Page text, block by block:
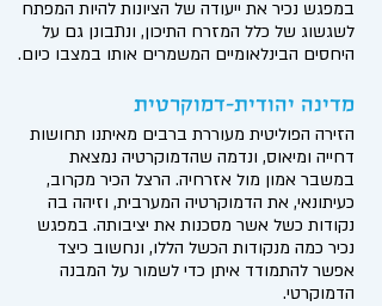
במפגש נכיר את ייעודה של הציונות להיות המפתח
לשגשוג של כלל המזרח התיכון, ונתבונן גם על
היחסים הבינלאומיים המשמרים אותו במצבו כיום.
מדינה יהודית-דמוקרטית
הזירה הפוליטית מעוררת ברבים מאיתנו תחושות
דחייה ומיאוס, ונדמה שהדמוקרטיה נמצאת
במשבר אמון מול אזרחיה. הרצל הכיר מקרוב,
כעיתונאי, את הדמוקרטיה המערבית, וזיהה בה
נקודות כשל אשר מסכנות את יציבותה. במפגש
נכיר כמה מנקודות הכשל הללו, ונחשוב כיצד
אפשר להתמודד איתן כדי לשמור על המבנה
הדמוקרטי.